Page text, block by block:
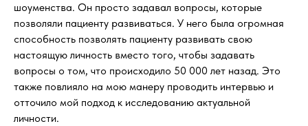
шоуменства. Он просто задавал вопросы, которые
позволяли пациенту развиваться. У него была огромная
способность позволять пациенту развивать свою
настоящую личность вместо того, чтобы задавать
вопросы о том, что происходило 50 000 лет назад. Это
также повлияло на мою манеру проводить интервью и
отточило мой подход к исследованию актуальной
личности.